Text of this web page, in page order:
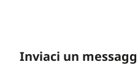
Inviaci un